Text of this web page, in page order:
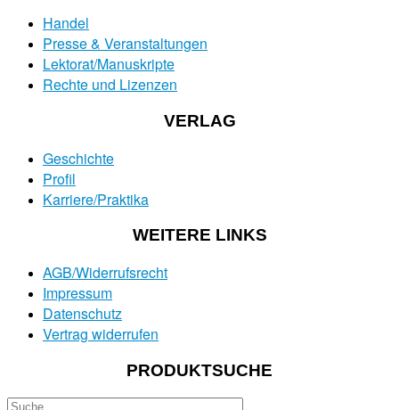
Handel
Presse & Veranstaltungen
Lektorat/Manuskripte
Rechte und Lizenzen
VERLAG
Geschichte
Profil
Karriere/Praktika
WEITERE LINKS
AGB/Widerrufsrecht
Impressum
Datenschutz
Vertrag widerrufen
PRODUKTSUCHE